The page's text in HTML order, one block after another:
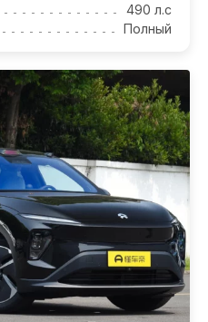
490 л.с
Полный